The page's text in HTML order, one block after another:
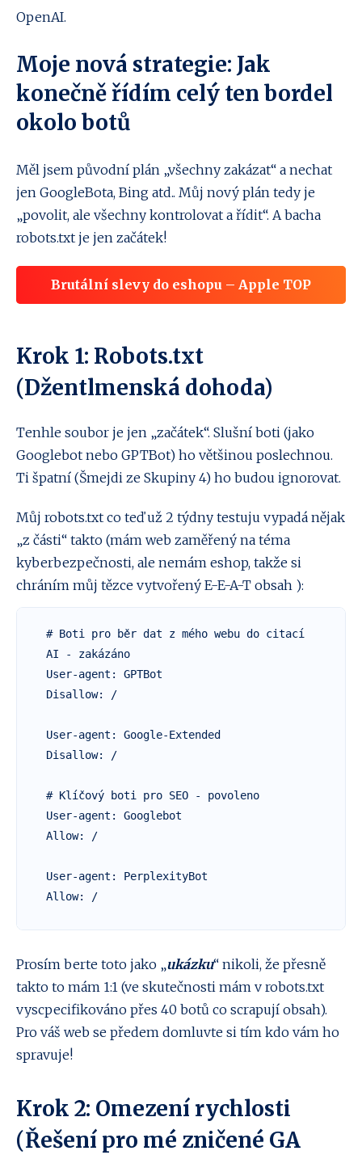
OpenAI.
Moje nová strategie: Jak
konečně řídím celý ten bordel
okolo botů
Měl jsem původní plán „všechny zakázat“ a nechat
jen GoogleBota, Bing atd.. Můj nový plán tedy je
„povolit, ale všechny kontrolovat a řídit“. A bacha
robots.txt je jen začátek!
Brutální slevy do eshopu – Apple TOP
Krok 1: Robots.txt
(Džentlmenská dohoda)
Tenhle soubor je jen „začátek“. Slušní boti (jako
Googlebot nebo GPTBot) ho většinou poslechnou.
Ti špatní (Šmejdi ze Skupiny 4) ho budou ignorovat.
Můj robots.txt co teď už 2 týdny testuju vypadá nějak
„z části“ takto (mám web zaměřený na téma
kyberbezpečnosti, ale nemám eshop, takže si
chráním můj tězce vytvořený E-E-A-T obsah ):
# Boti pro běr dat z mého webu do citací
AI - zakázáno
User-agent: GPTBot
Disallow: /
User-agent: Google-Extended
Disallow: /
# Klíčový boti pro SEO - povoleno
User-agent: Googlebot
Allow: /
User-agent: PerplexityBot
Allow: /
Prosím berte toto jako „ukázku“ nikoli, že přesně
takto to mám 1:1 (ve skutečnosti mám v robots.txt
vyscpecifikováno přes 40 botů co scrapují obsah).
Pro váš web se předem domluvte si tím kdo vám ho
spravuje!
Krok 2: Omezení rychlosti
(Řešení pro mé zničené GA